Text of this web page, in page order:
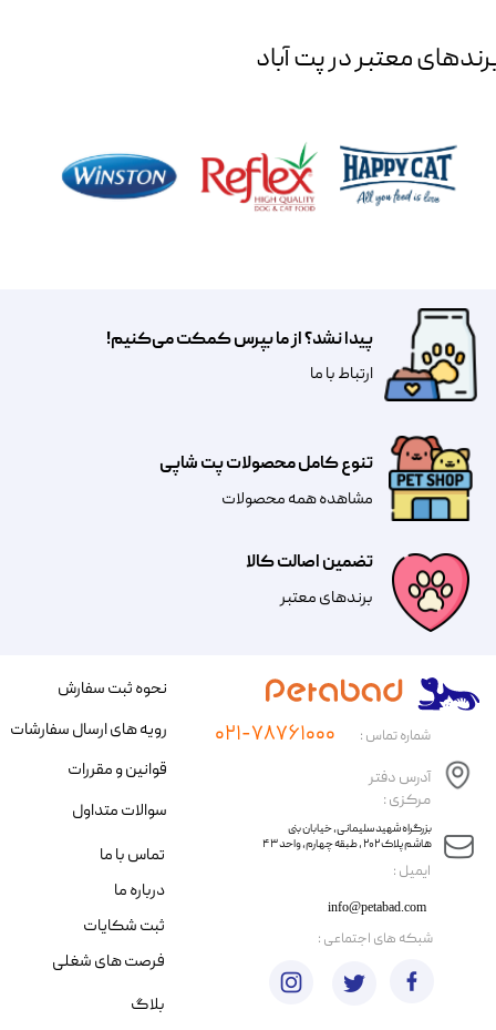
معتبر در پت آباد
تضمین اصالت کالا
​​برندهای معتبر​​​​​​​
تنوع کامل محصولات پت شاپی
مشاهده همه محصولات
پیدا نشد؟ از ما بپرس کمکت می‌کنیم!
​​​ارتباط با ما
​ایمیل :
آدرس دفتر
مرکزی :
info@petabad.com
​​بزرگراه شهید سلیمانی، خیابان بنی
هاشم پلاک ۲۰۲ ، طبقه چهارم، واحد ۴۳
شماره تماس : ۰۲۱-۷۸۷۶۱۰۰۰
نحوه ثبت سفارش
رویه های ارسال سفارشات
قوانین و مقررات
سوالات متداول
تماس با ما
درباره ما
ثبت شکایات
فرصت های شغلی
​شبکه های اجتماعی :
بلاگ